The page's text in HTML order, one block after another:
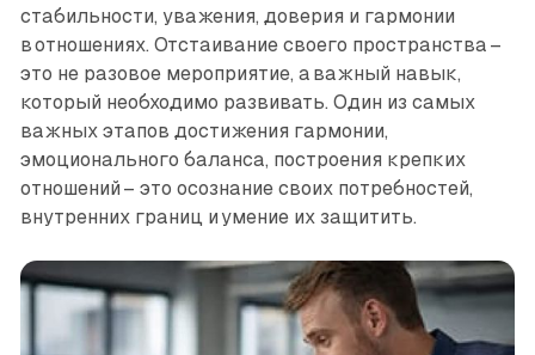
стабильности, уважения, доверия и гармонии
в отношениях. Отстаивание своего пространства –
это не разовое мероприятие, а важный навык,
который необходимо развивать. Один из самых
важных этапов достижения гармонии,
эмоционального баланса, построения крепких
отношений – это осознание своих потребностей,
внутренних границ и умение их защитить.